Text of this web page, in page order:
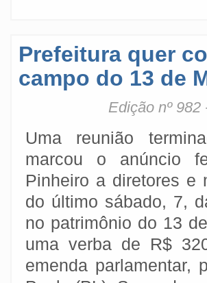
Prefeitura quer
campo do 13 de
Edição nº
Uma reunião
marcou o anúncio
Pinheiro a diretores e
do último sábado, 7,
no patrimônio do 13
uma verba de R$
emenda parlamentar,